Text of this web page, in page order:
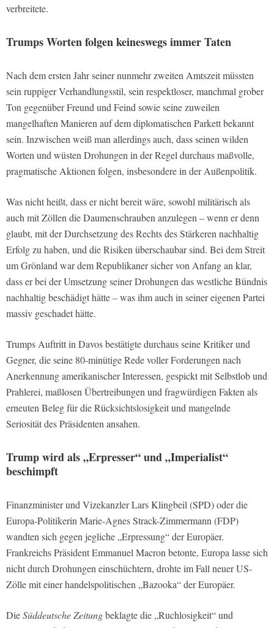
verbreitete.
Trumps Worten folgen keineswegs immer Taten
Nach dem ersten Jahr seiner nunmehr zweiten Amtszeit müssten
sein ruppiger Verhandlungsstil, sein respektloser, manchmal grober
Ton gegenüber Freund und Feind sowie seine zuweilen
mangelhaften Manieren auf dem diplomatischen Parkett bekannt
sein. Inzwischen weiß man allerdings auch, dass seinen wilden
Worten und wüsten Drohungen in der Regel durchaus maßvolle,
pragmatische Aktionen folgen, insbesondere in der Außenpolitik.
Was nicht heißt, dass er nicht bereit wäre, sowohl militärisch als
auch mit Zöllen die Daumenschrauben anzulegen – wenn er denn
glaubt, mit der Durchsetzung des Rechts des Stärkeren nachhaltig
Erfolg zu haben, und die Risiken überschaubar sind. Bei dem Streit
um Grönland war dem Republikaner sicher von Anfang an klar,
dass er bei der Umsetzung seiner Drohungen das westliche Bündnis
nachhaltig beschädigt hätte – was ihm auch in seiner eigenen Partei
massiv geschadet hätte.
Trumps Auftritt in Davos bestätigte durchaus seine Kritiker und
Gegner, die seine 80-minütige Rede voller Forderungen nach
Anerkennung amerikanischer Interessen, gespickt mit Selbstlob und
Prahlerei, maßlosen Übertreibungen und fragwürdigen Fakten als
erneuten Beleg für die Rücksichtslosigkeit und mangelnde
Seriosität des Präsidenten ansahen.
Trump wird als „Erpresser“ und „Imperialist“
beschimpft
Finanzminister und Vizekanzler Lars Klingbeil (SPD) oder die
Europa-Politikerin Marie-Agnes Strack-Zimmermann (FDP)
wandten sich gegen jegliche „Erpressung“ der Europäer.
Frankreichs Präsident Emmanuel Macron betonte, Europa lasse sich
nicht durch Drohungen einschüchtern, drohte im Fall neuer US-
Zölle mit einer handelspolitischen „Bazooka“ der Europäer.
DieSüddeutsche Zeitungbeklagte die „Ruchlosigkeit“ und